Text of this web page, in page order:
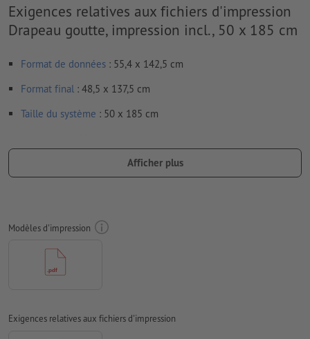
Exigences relatives aux fichiers d'impression
Drapeau goutte, impression incl., 50 x 185 cm
Format de données : 55,4 x 142,5 cm
Format final : 48,5 x 137,5 cm
Taille du système : 50 x 185 cm
Les polices de caractèresdoivent être incorporées ou les textes
doivent être vectorisés
Nous ne vérifions pas les
Nous ne vérifions pas les
commentaires
Le contenu deschamps de formulaire
Afficher plus
Modèles d'impression
Exigences relatives aux fichiers d'impression